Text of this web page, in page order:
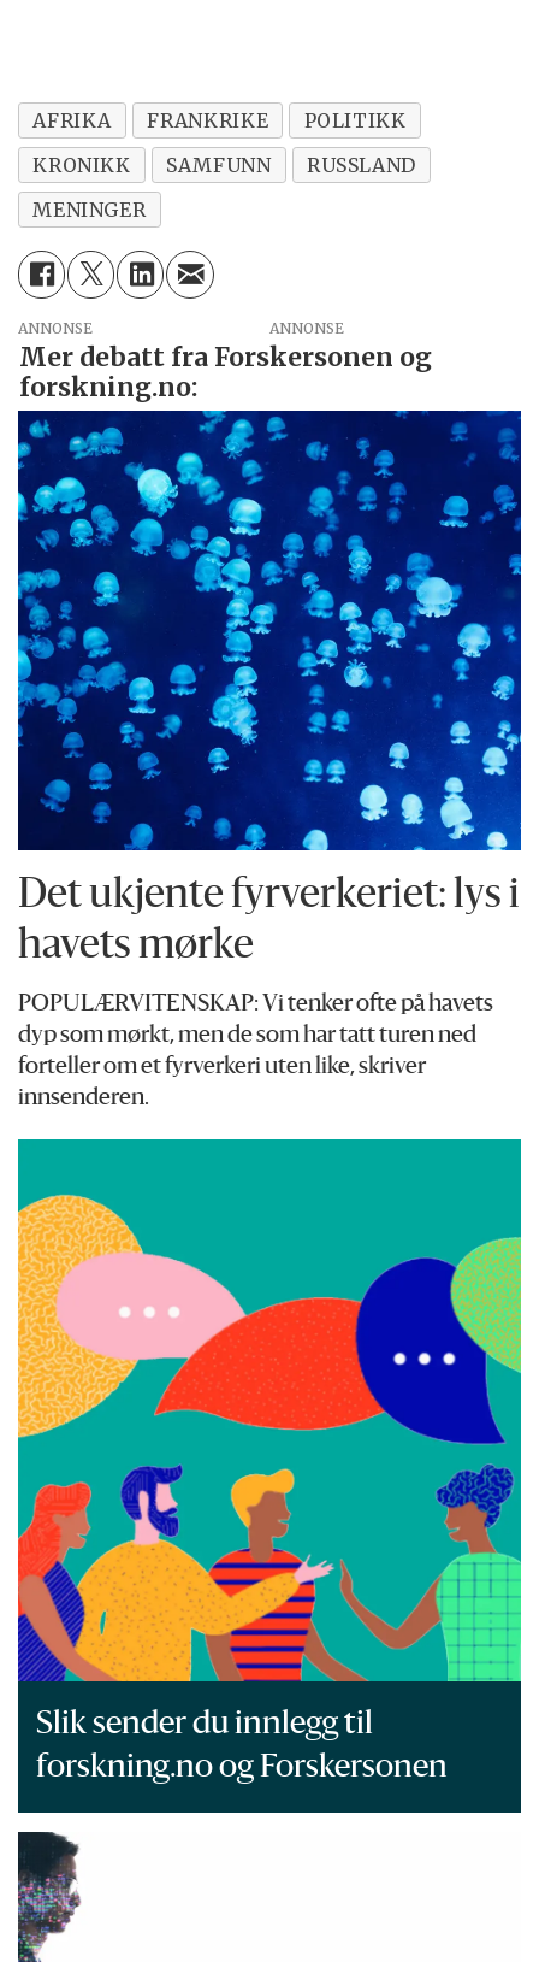
AFRIKA FRANKRIKE
POLITIKK
KRONIKK
SAMFUNN
RUSSLAND
MENINGER
ANNONSE
Mer debatt fra Forskersonen og
forskning.no:
Det ukjente fyrverkeriet: lys i
havets mørke
POPULÆRVITENSKAP: Vi tenker ofte på havets
dyp som mørkt, men de som har tatt turen ned
forteller om et fyrverkeri uten like, skriver
innsenderen.
Slik sender du innlegg til
forskning.no og Forskersonen